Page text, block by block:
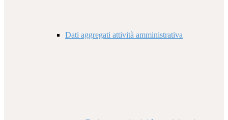
Dati aggregati attività amministrativa